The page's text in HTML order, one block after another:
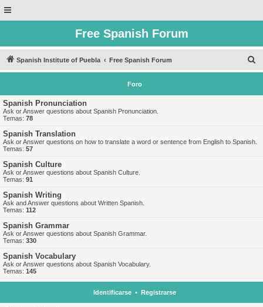
Free Spanish Forum
Spanish Institute of Puebla Free Spanish Forum
u
Foro
Spanish Pronunciation
Ask or Answer questions about Spanish Pronunciation.
Temas: 78
Spanish Translation
Ask or Answer questions on how to translate a word or sentence from English to Spanish.
Temas: 57
Spanish Culture
Ask or Answer questions about Spanish Culture.
Temas: 91
Spanish Writing
Ask and Answer questions about Written Spanish.
Temas: 112
Spanish Grammar
Ask or Answer questions about Spanish Grammar.
Temas: 330
Spanish Vocabulary
Ask or Answer questions about Spanish Vocabulary.
Temas: 145
Identificarse• Registrarse